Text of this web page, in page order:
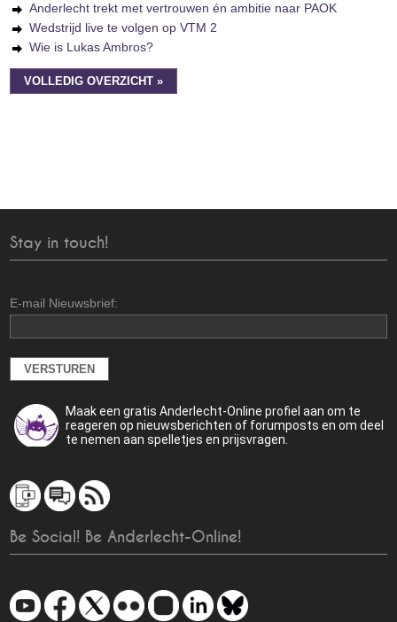
Anderlecht trekt met vertrouwen én ambitie naar PAOK
Wedstrijd live te volgen op VTM 2
Wie is Lukas Ambros?
VOLLEDIG OVERZICHT »
Stay in touch!
E-mail Nieuwsbrief:
Maak een gratis Anderlecht-Online profiel aan om te
reageren op nieuwsberichten of forumposts en om deel
te nemen aan spelletjes en prijsvragen.
Be Social! Be Anderlecht-Online!